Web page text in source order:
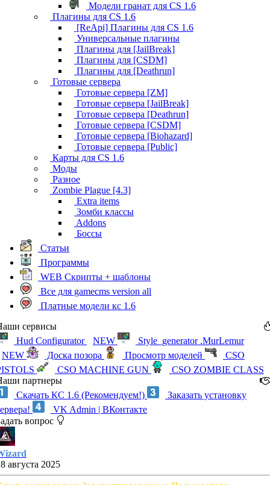
Модели гранат для CS 1.6
Плагины для CS 1.6
[ReApi] Плагины для CS 1.6
Универсальные плагины
Плагины для [JailBreak]
Плагины для [CSDM]
Плагины для [Deathrun]
Готовые сервера
Готовые сервера [ZM]
Готовые сервера [JailBreak]
Готовые сервера [Deathrun]
Готовые сервера [CSDM]
Готовые сервера [Biohazard]
Готовые сервера [Public]
Карты для CS 1.6
Моды
Разное
Zombie Plague [4.3]
Extra items
Зомби классы
Addons
Боссы
Статьи
Программы
WEB Скрипты + шаблоны
Все для gamecms version all
Платные модели кс 1.6
сервисы
Hud Configurator
NEW
Style_generator .MurLemur
NEW
Доска позора Просмотр моделей
CSO
CSO MACHINE GUN
CSO ZOMBIE CLASS
партнеры
Скачать КС 1.6 (Рекомендуем!)
Заказать установку
VK Admin | ВКонтакте
вопрос
августа 2025